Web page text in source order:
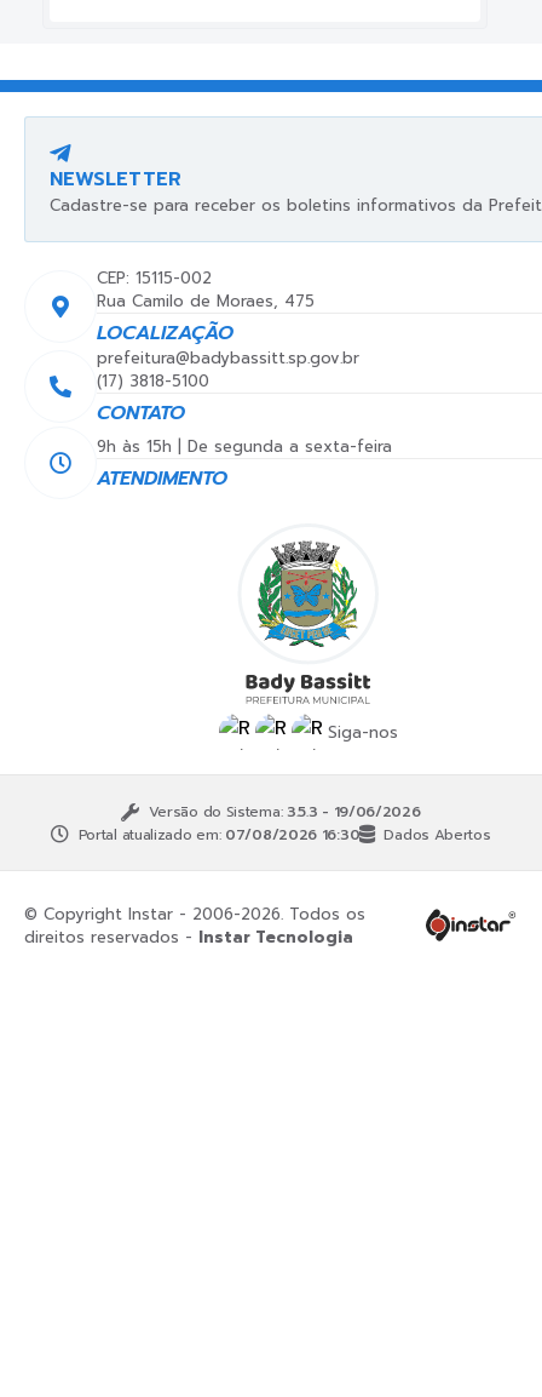
Siga-nos
LOCALIZAÇÃO
Rua Camilo de Moraes, 475
CEP: 15115-002
CONTATO
(17) 3818-5100
prefeitura@badybassitt.sp.gov.br
ATENDIMENTO
9h às 15h | De segunda a sexta-feira
NEWSLETTER
Cadastre-se para receber os boletins informativos da
Versão do Sistema: 3.5.3 - 19/06/2026
Portal atualizado em: 07/08/2026 16:30 Dados Abertos
© Copyright Instar - 2006-2026. Todos os
direitos reservados - Instar Tecnologia